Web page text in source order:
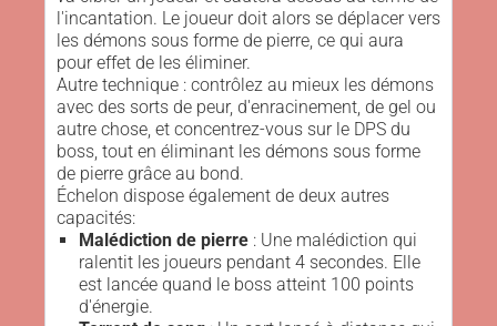
l'incantation. Le joueur doit alors se déplacer vers
les démons sous forme de pierre, ce qui aura
pour effet de les éliminer.
Autre technique : contrôlez au mieux les démons
avec des sorts de peur, d'enracinement, de gel ou
autre chose, et concentrez-vous sur le DPS du
boss, tout en éliminant les démons sous forme
de pierre grâce au bond.
Échelon dispose également de deux autres
capacités:
Malédiction de pierre : Une malédiction qui
ralentit les joueurs pendant 4 secondes. Elle
est lancée quand le boss atteint 100 points
d'énergie.